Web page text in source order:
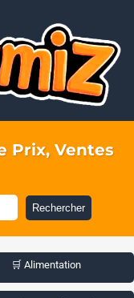
Prix, Ventes
Rechercher
🛒 Alimentation